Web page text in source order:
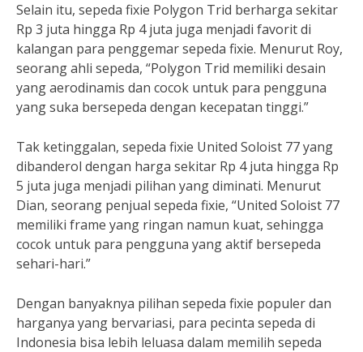
Selain itu, sepeda fixie Polygon Trid berharga sekitar
Rp 3 juta hingga Rp 4 juta juga menjadi favorit di
kalangan para penggemar sepeda fixie. Menurut Roy,
seorang ahli sepeda, “Polygon Trid memiliki desain
yang aerodinamis dan cocok untuk para pengguna
yang suka bersepeda dengan kecepatan tinggi.”
Tak ketinggalan, sepeda fixie United Soloist 77 yang
dibanderol dengan harga sekitar Rp 4 juta hingga Rp
5 juta juga menjadi pilihan yang diminati. Menurut
Dian, seorang penjual sepeda fixie, “United Soloist 77
memiliki frame yang ringan namun kuat, sehingga
cocok untuk para pengguna yang aktif bersepeda
sehari-hari.”
Dengan banyaknya pilihan sepeda fixie populer dan
harganya yang bervariasi, para pecinta sepeda di
Indonesia bisa lebih leluasa dalam memilih sepeda